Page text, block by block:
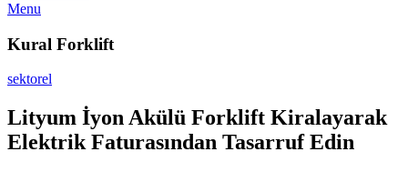
Menu
Kural Forklift
sektorel
Lityum İyon Akülü Forklift Kiralayarak
Elektrik Faturasından Tasarruf Edin